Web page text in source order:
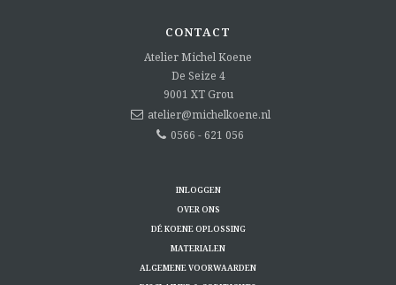
CONTACT
Atelier Michel Koene
De Seize 4
9001 XT Grou
atelier@michelkoene.nl
0566 - 621 056
INLOGGEN
OVER ONS
DÉ KOENE OPLOSSING
MATERIALEN
ALGEMENE VOORWAARDEN